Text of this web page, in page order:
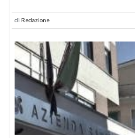
di Redazione